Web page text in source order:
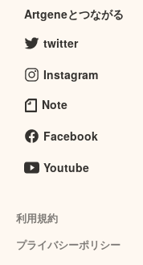
Artgeneとつながる
twitter
Instagram
Note
Facebook
Youtube
利用規約
プライバシーポリシー